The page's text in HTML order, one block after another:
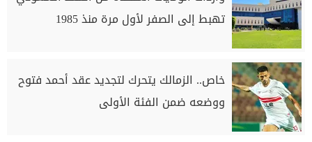
تهبط إلى الصفر لأول مرة منذ 1985
خاص.. الزمالك يتحرك لتجديد عقد أحمد فتوح
ووضعه ضمن الفئة الأولى